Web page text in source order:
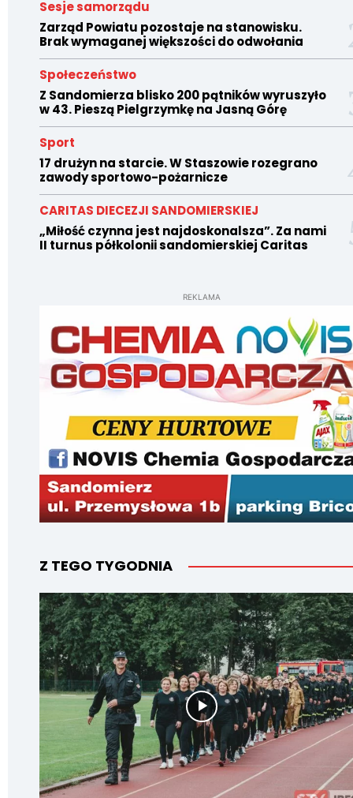
Sesje samorządu
Zarząd Powiatu pozostaje na stanowisku.
Brak wymaganej większości do odwołania
Społeczeństwo
Z Sandomierza blisko 200 pątników wyruszyło
w 43. Pieszą Pielgrzymkę na Jasną Górę
Sport
17 drużyn na starcie. W Staszowie rozegrano
zawody sportowo-pożarnicze
CARITAS DIECEZJI SANDOMIERSKIEJ
„Miłość czynna jest najdoskonalsza”. Za nami
II turnus półkolonii sandomierskiej Caritas
REKLAMA
Z TEGO TYGODNIA